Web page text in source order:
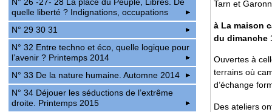
Tarn et
à La maison
du dimanche
Ouvertes à
terrains où
d’échange
Des ateliers
quelle liberté ? Indignations, occupations
N° 29 30 31
N° 32 Entre techno et éco, quelle logique pour
l’avenir ? Printemps 2014
N° 33 De la nature humaine. Automne 2014
N° 34 Déjouer les séductions de l’extrême
droite. Printemps 2015